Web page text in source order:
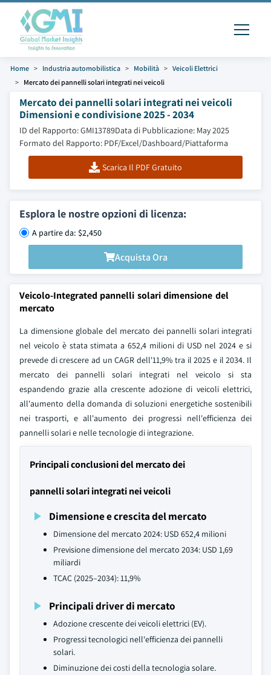
Home Industria automobilistica Mobilità
Veicoli Elettrici
Mercato dei pannelli solari integrati nei veicoli
Mercato dei pannelli solari integrati nei veicoli
Dimensioni e condivisione 2025 - 2034
ID del Rapporto: GMI13789Data di Pubblicazione: May 2025
Formato del Rapporto: PDF/Excel/Dashboard/Piattaforma
Scarica Il PDF Gratuito
Esplora le nostre opzioni di licenza:
A partire da: $2,450
Acquista Ora
Veicolo-Integrated pannelli solari dimensione del
mercato
La dimensione globale del mercato dei pannelli solari integrati
nel veicolo è stata stimata a 652,4 milioni di USD nel 2024 e si
prevede di crescere ad un CAGR dell'11,9% tra il 2025 e il 2034. Il
mercato dei pannelli solari integrati nel veicolo si sta
espandendo grazie alla crescente adozione di veicoli elettrici,
all'aumento della domanda di soluzioni energetiche sostenibili
nei trasporti, e all'aumento dei progressi nell'efficienza dei
pannelli solari e nelle tecnologie di integrazione.
Principali conclusioni del mercato dei
pannelli solari integrati nei veicoli
Dimensione e crescita del mercato
Dimensione del mercato 2024: USD 652,4 milioni
Previsione dimensione del mercato 2034: USD 1,69
miliardi
TCAC (2025–2034): 11,9%
Principali driver di mercato
Adozione crescente dei veicoli elettrici (EV).
Progressi tecnologici nell'efficienza dei pannelli
solari.
Diminuzione dei costi della tecnologia solare.